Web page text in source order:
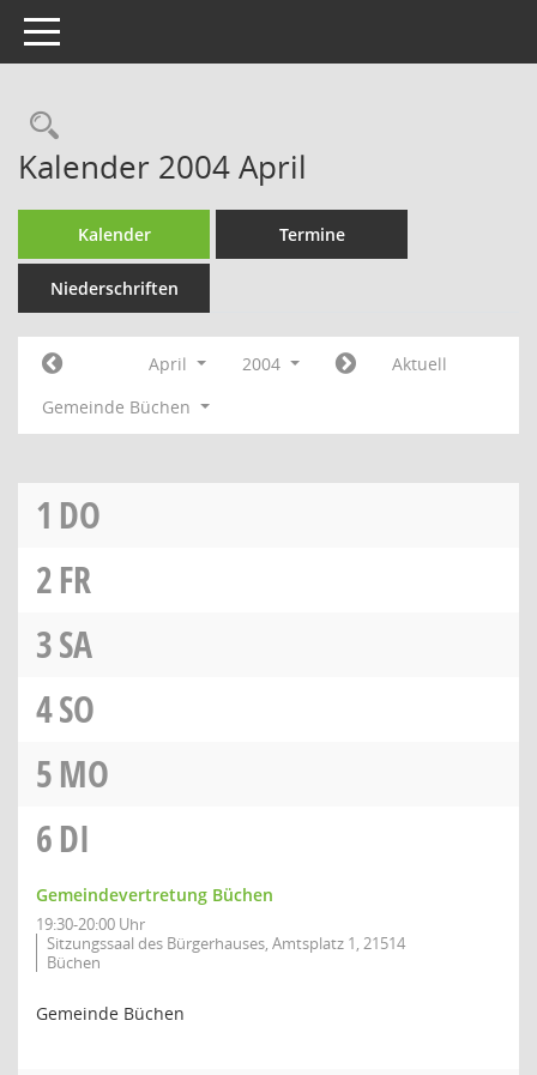
Toggle navigation
Rechercheauswahl
Kalender 2004 April
Kalender Termine
Niederschriften
April 2004
Aktuell
Gemeinde Büchen
1 DO
2FR
3SA
4SO
5MO
6DI
Gemeindevertretung Büchen
19:30-20:00 Uhr
Sitzungssaal des Bürgerhauses, Amtsplatz 1, 21514
Büchen
Gemeinde Büchen